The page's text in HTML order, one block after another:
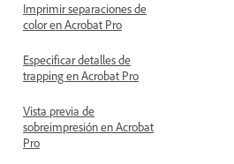
Imprimir separaciones de
color en Acrobat Pro
Especificar detalles de
trapping en Acrobat Pro
Vista previa de
sobreimpresión en Acrobat
Pro